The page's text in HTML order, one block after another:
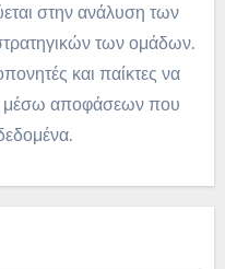
στην ανάλυση των
των ομάδων.
και παίκτες να
μέσω αποφάσεων που